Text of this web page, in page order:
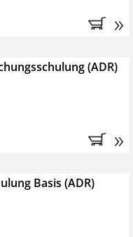
»
(ADR)
»
Basis (ADR)